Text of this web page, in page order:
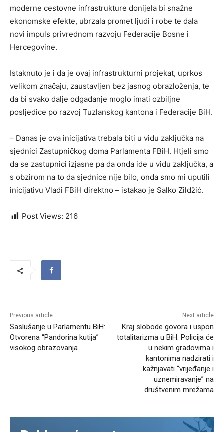
moderne cestovne infrastrukture donijela bi snažne
ekonomske efekte, ubrzala promet ljudi i robe te dala
novi impuls privrednom razvoju Federacije Bosne i
Hercegovine.
Istaknuto je i da je ovaj infrastrukturni projekat, uprkos
velikom značaju, zaustavljen bez jasnog obrazloženja, te
da bi svako dalje odgađanje moglo imati ozbiljne
posljedice po razvoj Tuzlanskog kantona i Federacije BiH.
– Danas je ova inicijativa trebala biti u vidu zaključka na
sjednici Zastupničkog doma Parlamenta FBiH. Htjeli smo
da se zastupnici izjasne pa da onda ide u vidu zaključka, a
s obzirom na to da sjednice nije bilo, onda smo mi uputili
inicijativu Vladi FBiH direktno – istakao je Salko Zildžić.
Post Views: 216
Previous article
Saslušanje u Parlamentu BiH:
Otvorena “Pandorina kutija”
visokog obrazovanja
Next article
Kraj slobode govora i uspon
totalitarizma u BiH: Policija će
u nekim gradovima i
kantonima nadzirati i
kažnjavati “vrijeđanje i
uznemiravanje” na
društvenim mrežama